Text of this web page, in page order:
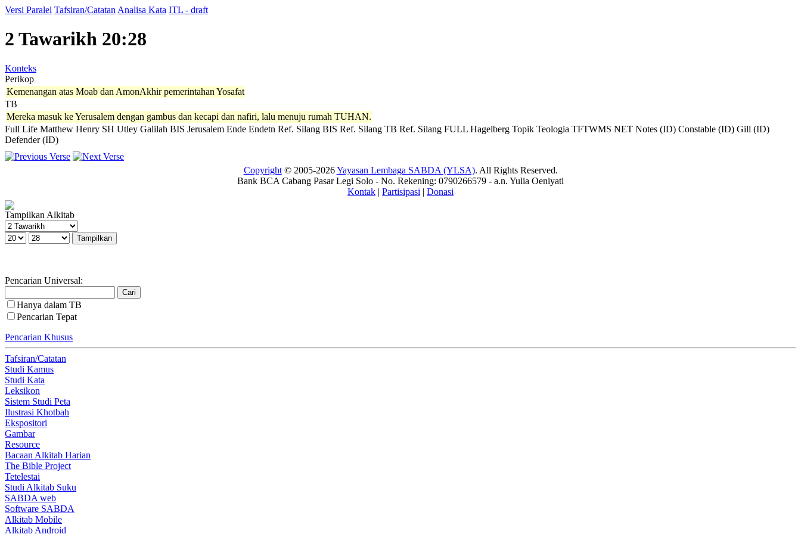
Versi Paralel Tafsiran/Catatan Analisa Kata ITL - draft
2 Tawarikh 20:28
Konteks
Perikop
Kemenangan atas Moab dan AmonAkhir pemerintahan Yosafat
TB
Mereka masuk ke Yerusalem dengan gambus dan kecapi dan nafiri, lalu menuju rumah TUHAN.
Full Life Matthew Henry SH Utley Galilah BIS Jerusalem Ende Endetn Ref. Silang BIS Ref. Silang TB Ref. Silang FULL Hagelberg Topik Teologia TFTWMS NET Notes (ID) Constable (ID) Gill (ID)
Defender (ID)
Copyright© 2005-2026Yayasan Lembaga SABDA (YLSA). All Rights Reserved.
Bank BCA Cabang Pasar Legi Solo - No. Rekening: 0790266579 - a.n. Yulia Oeniyati
Kontak | Partisipasi | Donasi
Tampilkan Alkitab
Pencarian Universal:
Hanya dalam TB
Pencarian Tepat
Pencarian Khusus
Tafsiran/Catatan
Studi Kamus
Studi Kata
Leksikon
Sistem Studi Peta
Ilustrasi Khotbah
Ekspositori
Gambar
Resource
Bacaan Alkitab Harian
The Bible Project
Tetelestai
Studi Alkitab Suku
SABDA web
Software SABDA
Alkitab Mobile
Alkitab Android